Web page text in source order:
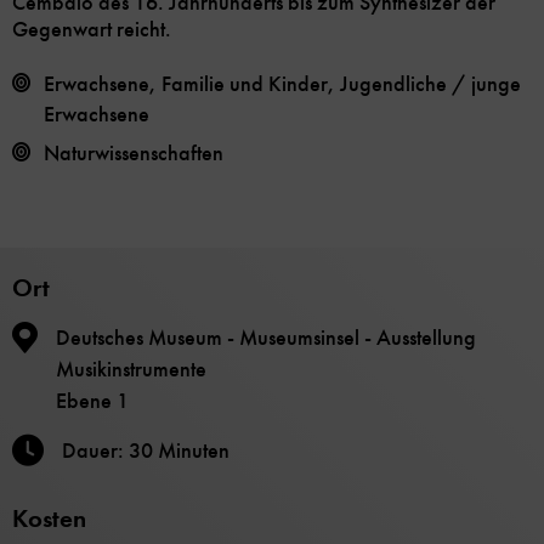
Gegenwart reicht.
Erwachsene, Familie und Kinder, Jugendliche / junge
Erwachsene
Naturwissenschaften
Ort
Deutsches Museum - Museumsinsel - Ausstellung
Musikinstrumente
Ebene 1
Dauer: 30 Minuten
Kosten